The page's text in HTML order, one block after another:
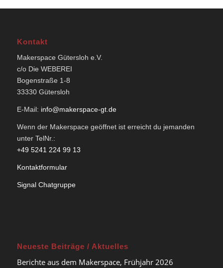
Kontakt
Makerspace Gütersloh e.V.
c/o Die WEBEREI
Bogenstraße 1-8
33330 Gütersloh
E-Mail: info@makerspace-gt.de
Wenn der Makerspace geöffnet ist erreicht du jemanden
unter TelNr.:
+49 5241 224 99 13
Kontaktformular
Signal Chatgruppe
Neueste Beiträge / Aktuelles
Berichte aus dem Makerspace, Frühjahr 2026